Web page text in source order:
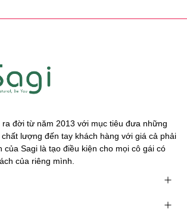
ra đời từ năm 2013 với mục tiêu đưa những
lượng đến tay khách hàng với giá cả phải
của Sagi là tạo điều kiện cho mọi cô gái có
của riêng mình.